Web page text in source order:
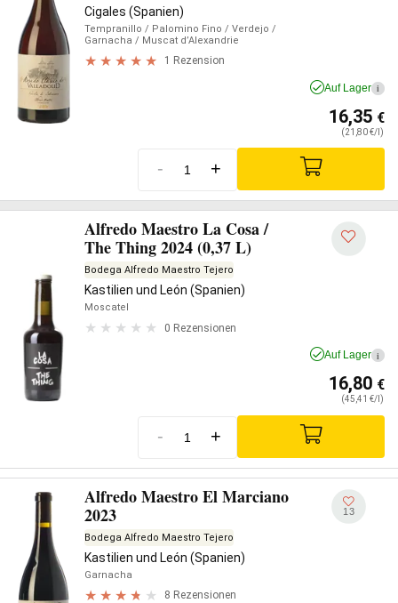
Cigales (Spanien)
Tempranillo / Palomino Fino / Verdejo /
Garnacha / Muscat d’Alexandrie
1 Rezension
Auf Lager i
16,35 €
(21,80 €/l)
- +
Alfredo Maestro La Cosa /
The Thing 2024 (0,37 L)
Bodega Alfredo Maestro Tejero
Kastilien und León (Spanien)
Moscatel
0 Rezensionen
Auf Lager i
16,80 €
(45,41 €/l)
- +
Alfredo Maestro El Marciano
2023
Bodega Alfredo Maestro Tejero
Kastilien und León (Spanien)
Garnacha
8 Rezensionen
13